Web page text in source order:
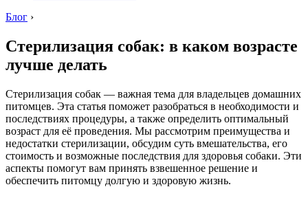
Блог ›
Стерилизация собак: в каком возрасте
лучше делать
Стерилизация собак — важная тема для владельцев домашних
питомцев. Эта статья поможет разобраться в необходимости и
последствиях процедуры, а также определить оптимальный
возраст для её проведения. Мы рассмотрим преимущества и
недостатки стерилизации, обсудим суть вмешательства, его
стоимость и возможные последствия для здоровья собаки. Эти
аспекты помогут вам принять взвешенное решение и
обеспечить питомцу долгую и здоровую жизнь.